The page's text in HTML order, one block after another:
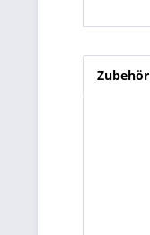
Zubehör